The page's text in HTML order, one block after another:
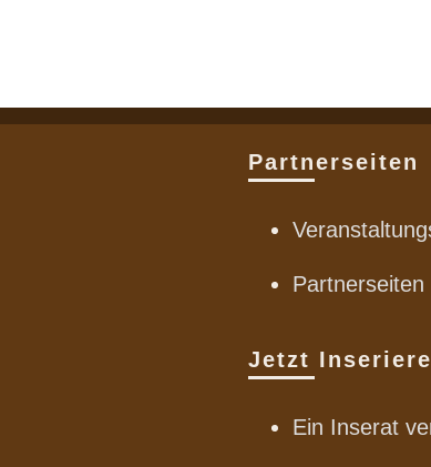
Partnerseiten
Jetzt
Ein Inserat